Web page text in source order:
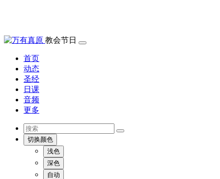
教会节日
首页
动态
圣经
日课
音频
更多
切换颜色
浅色
深色
自动